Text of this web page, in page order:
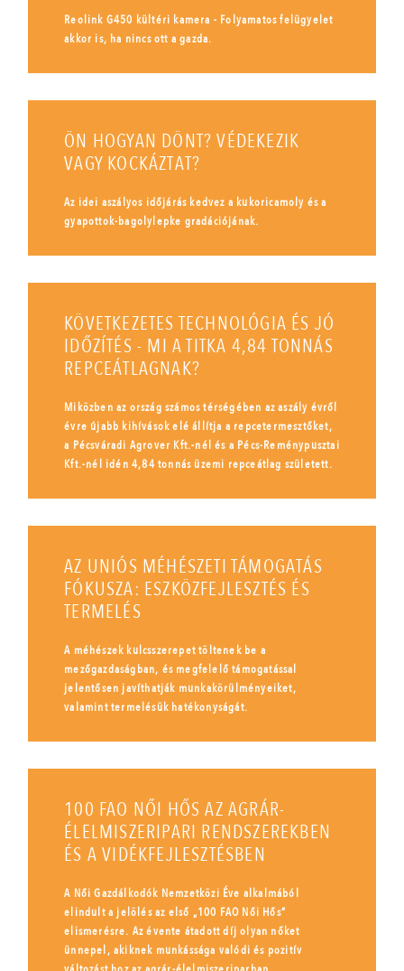
Reolink G450 kültéri kamera - Folyamatos felügyelet
akkor is, ha nincs ott a gazda.
ÖN HOGYAN DÖNT? VÉDEKEZIK
VAGY KOCKÁZTAT?
Az idei aszályos időjárás kedvez a kukoricamoly és a
gyapottok-bagolylepke gradációjának.
KÖVETKEZETES TECHNOLÓGIA ÉS JÓ
IDŐZÍTÉS - MI A TITKA 4,84 TONNÁS
REPCEÁTLAGNAK?
Miközben az ország számos térségében az aszály évről
évre újabb kihívások elé állítja a repcetermesztőket,
a Pécsváradi Agrover Kft.-nél és a Pécs-Reménypusztai
Kft.-nél idén 4,84 tonnás üzemi repceátlag született.
AZ UNIÓS MÉHÉSZETI TÁMOGATÁS
FÓKUSZA: ESZKÖZFEJLESZTÉS ÉS
TERMELÉS
A méhészek kulcsszerepet töltenek be a
mezőgazdaságban, és megfelelő támogatással
jelentősen javíthatják munkakörülményeiket,
valamint termelésük hatékonyságát.
100 FAO NŐI HŐS AZ AGRÁR-
ÉLELMISZERIPARI RENDSZEREKBEN
ÉS A VIDÉKFEJLESZTÉSBEN
A Női Gazdálkodók Nemzetközi Éve alkalmából
elindult a jelölés az első „100 FAO Női Hős”
elismerésre. Az évente átadott díj olyan nőket
ünnepel, akiknek munkássága valódi és pozitív